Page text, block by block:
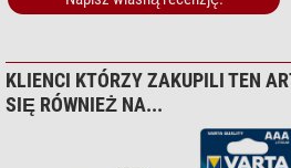
KLIENCI KTÓRZY ZAKUPILI TEN
SIĘ RÓWNIEŻ NA...